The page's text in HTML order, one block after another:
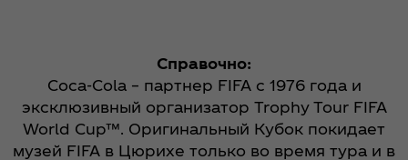
Справочно:
Coca‑Cola – партнер FIFA с 1976 года и
эксклюзивный организатор Trophy Tour FIFA
World Cup™. Оригинальный Кубок покидает
музей FIFA в Цюрихе только во время тура и в